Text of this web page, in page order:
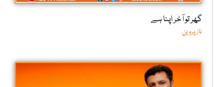
گھر تو آخر اپنا ہے
ناز پروین